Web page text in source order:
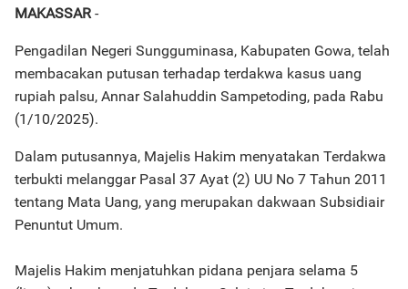
MAKASSAR-
Pengadilan Negeri Sungguminasa, Kabupaten Gowa, telah
membacakan putusan terhadap terdakwa kasus uang
rupiah palsu, Annar Salahuddin Sampetoding, pada Rabu
(1/10/2025).
Dalam putusannya, Majelis Hakim menyatakan Terdakwa
terbukti melanggar Pasal 37 Ayat (2) UU No 7 Tahun 2011
tentang Mata Uang, yang merupakan dakwaan Subsidiair
Penuntut Umum.
Majelis Hakim menjatuhkan pidana penjara selama 5